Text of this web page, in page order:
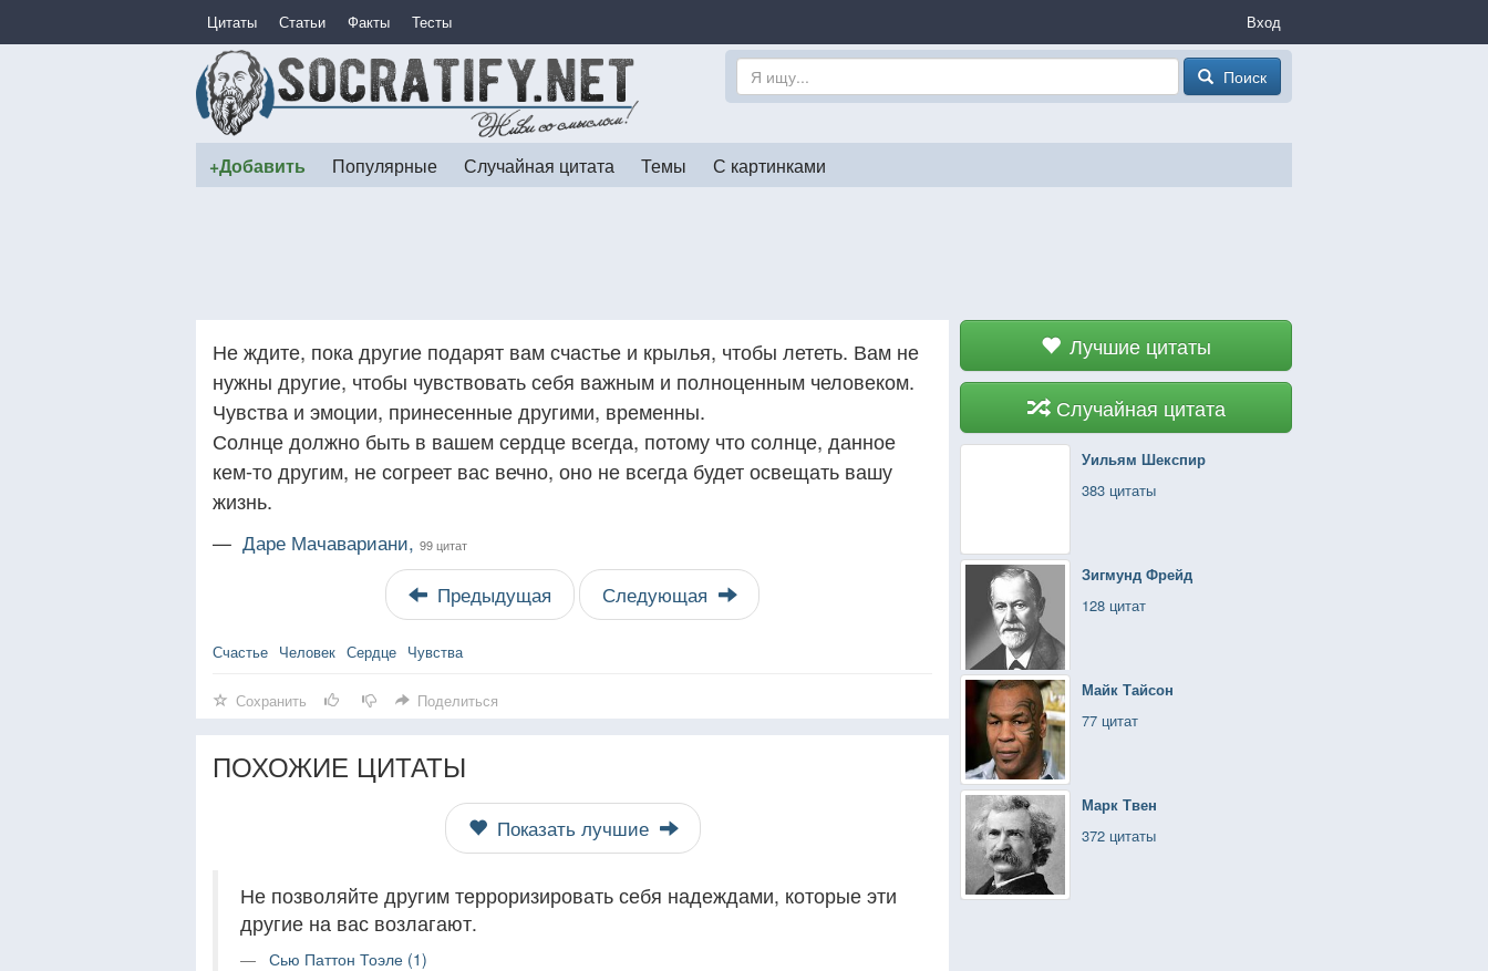
Цитаты Статьи Факты Тесты Вход
Поиск
+Добавить Популярные Случайная цитата Темы С картинками
Лучшие цитаты
Случайная цитата
Уильям Шекспир
383 цитаты
Зигмунд Фрейд
128 цитат
Майк Тайсон
77 цитат
Марк Твен
372 цитаты
Не ждите, пока другие подарят вам счастье и крылья, чтобы лететь. Вам не
нужны другие, чтобы чувствовать себя важным и полноценным человеком.
Чувства и эмоции, принесенные другими, временны.
Солнце должно быть в вашем сердце всегда, потому что солнце, данное
кем-то другим, не согреет вас вечно, оно не всегда будет освещать вашу
жизнь.
— Даре Мачавариани, 99 цитат
Предыдущая Следующая
Счастье Человек Сердце Чувства
Сохранить Поделиться
ПОХОЖИЕ ЦИТАТЫ
Показать лучшие
Не позволяйте другим терроризировать себя надеждами, которые эти
другие на вас возлагают.
Сью Паттон Тоэле (1)